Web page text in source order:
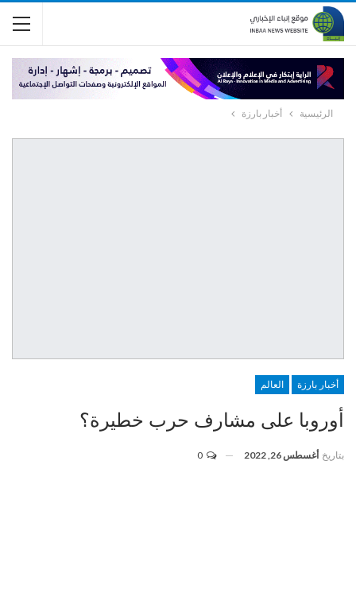
الرئيسية أخبار بارزة
أخبار بارزة العالم
أوروبا على مشارف حرب خطيرة؟
بتاريخ أغسطس 26, 2022